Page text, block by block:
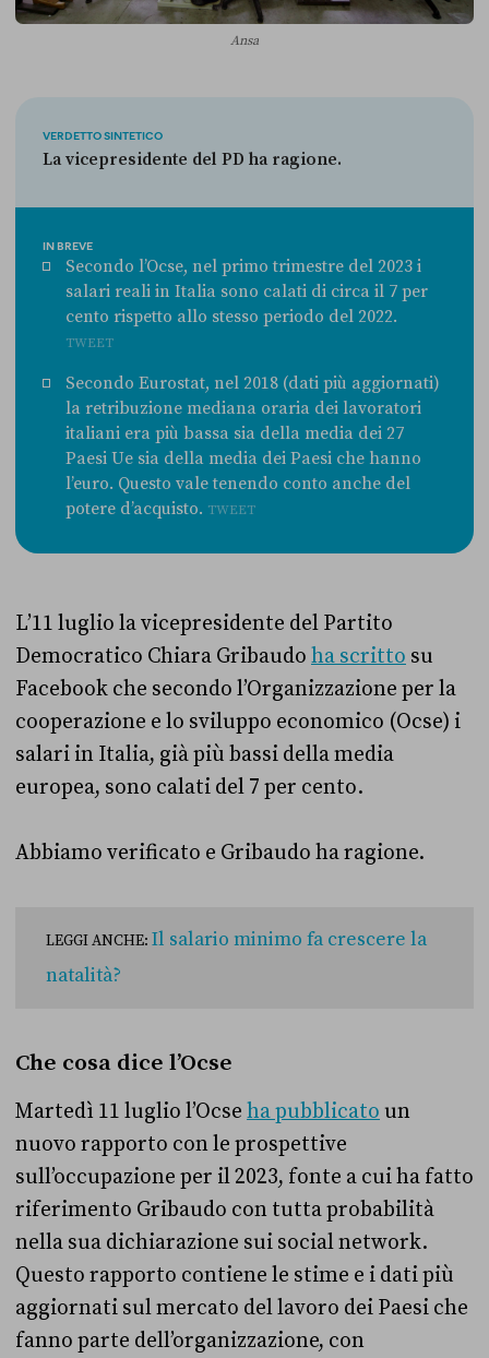
Ansa
VERDETTO SINTETICO
La vicepresidente del PD ha ragione.
IN BREVE
Secondo l’Ocse, nel primo trimestre del 2023 i
salari reali in Italia sono calati di circa il 7 per
cento rispetto allo stesso periodo del 2022.
TWEET
Secondo Eurostat, nel 2018 (dati più aggiornati)
la retribuzione mediana oraria dei lavoratori
italiani era più bassa sia della media dei 27
Paesi Ue sia della media dei Paesi che hanno
l’euro. Questo vale tenendo conto anche del
potere d’acquisto. TWEET
L’11 luglio la vicepresidente del Partito
Democratico Chiara Gribaudo ha scritto su
Facebook che secondo l’Organizzazione per la
cooperazione e lo sviluppo economico (Ocse) i
salari in Italia, già più bassi della media
europea, sono calati del 7 per cento.
Abbiamo verificato e Gribaudo ha ragione.
LEGGI ANCHE: Il salario minimo fa crescere la
natalità?
Che cosa dice l’Ocse
Martedì 11 luglio l’Ocse ha pubblicato un
nuovo rapporto con le prospettive
sull’occupazione per il 2023, fonte a cui ha fatto
riferimento Gribaudo con tutta probabilità
nella sua dichiarazione sui social network.
Questo rapporto contiene le stime e i dati più
aggiornati sul mercato del lavoro dei Paesi che
fanno parte dell’organizzazione, con